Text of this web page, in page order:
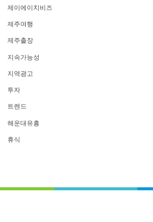
제이에이치비즈
제주여행
제주출장
지속가능성
지역광고
투자
트렌드
해운대유흥
휴식